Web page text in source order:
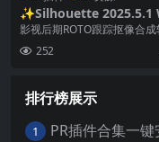
✨Silhouette 2025.5.1
Mac/Linux 电影级Roto
抠像软件 + AE/PR/达芬
gas插件套装
影视后期ROTO跟踪抠像合
E/PR/达芬奇/VEGAS/OFX插件
252
排行榜展示
1